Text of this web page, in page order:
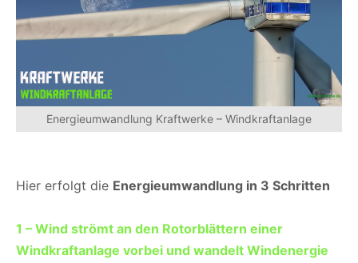
Energieumwandlung Kraftwerke – Windkraftanlage
Hier erfolgt die Energieumwandlung in 3 Schritten
1 – Wind strömt an den Rotorblättern einer
Windkraftanlage vorbei und wandelt Windenergie